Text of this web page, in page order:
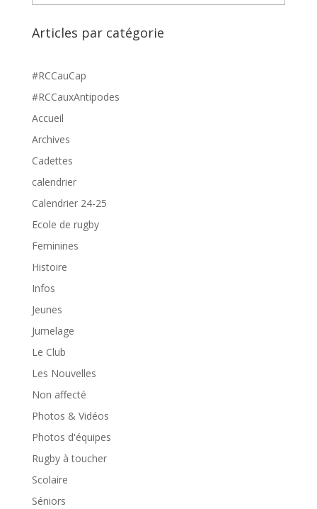
Articles par catégorie
#RCCauCap
#RCCauxAntipodes
Accueil
Archives
Cadettes
calendrier
Calendrier 24-25
Ecole de rugby
Feminines
Histoire
Infos
Jeunes
Jumelage
Le Club
Les Nouvelles
Non affecté
Photos & Vidéos
Photos d'équipes
Rugby à toucher
Scolaire
Séniors